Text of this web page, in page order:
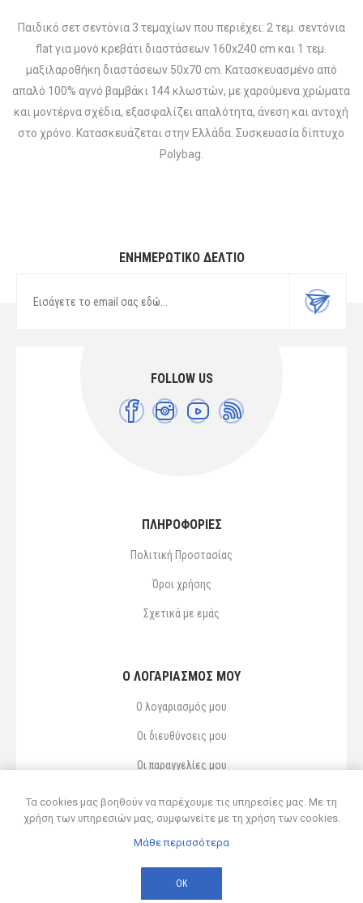
Παιδικό σετ σεντόνια 3 τεμαχίων που περιέχει: 2 τεμ. σεντόνια
flat για μονό κρεβάτι διαστάσεων 160x240 cm και 1 τεμ.
μαξιλαροθήκη διαστάσεων 50x70 cm. Κατασκευασμένο από
απαλό 100% αγνό βαμβάκι 144 κλωστών, με χαρούμενα χρώματα
και μοντέρνα σχέδια, εξασφαλίζει απαλότητα, άνεση και αντοχή
στο χρόνο. Κατασκευάζεται στην Ελλάδα. Συσκευασία δίπτυχο
Polybag.
ΕΝΗΜΕΡΩΤΙΚΌ ΔΕΛΤΊΟ
FOLLOW US
ΠΛΗΡΟΦΟΡΙΕΣ
Πολιτική Προστασίας
Όροι χρήσης
Σχετικά με εμάς
Ο ΛΟΓΑΡΙΑΣΜΌΣ ΜΟΥ
Ο λογαριασμός μου
Οι διευθύνσεις μου
Οι παραγγελίες μου
© 2026 Δ ΚΥΡΣΑΝΙΔΗΣ ΚΑΙ ΥΙΟΣ ΟΕ
Τα cookies μας βοηθούν να παρέχουμε τις υπηρεσίες μας. Με τη
χρήση των υπηρεσιών μας, συμφωνείτε με τη χρήση των cookies.
Μάθε περισσότερα
ΟΚ